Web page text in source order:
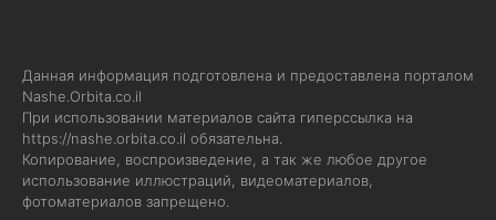
Данная информация подготовлена и предоставлена порталом
Nashe.Orbita.co.il
При использовании материалов сайта гиперссылка на
https://nashe.orbita.co.il обязательна.
Копирование, воспроизведение, а так же любое другое
использование иллюстраций, видеоматериалов,
фотоматериалов запрещено.